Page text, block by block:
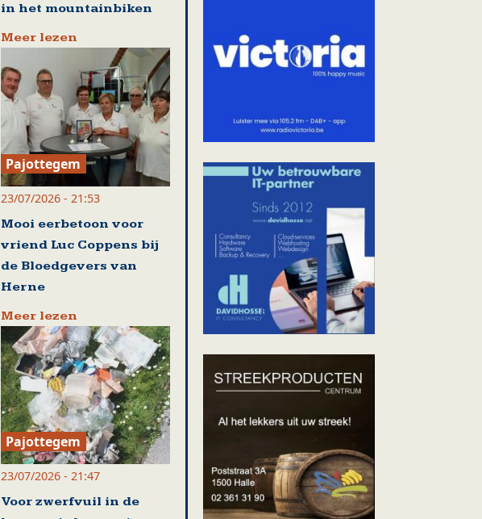
in het mountainbiken
Meer lezen
Pajottegem
23/07/2026 - 21:53
Mooi eerbetoon voor
vriend Luc Coppens bij
de Bloedgevers van
Herne
Meer lezen
Pajottegem
23/07/2026 - 21:47
Voor zwerfvuil in de